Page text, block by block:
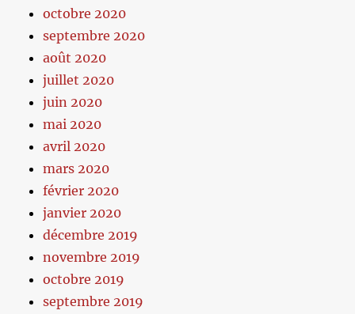
octobre 2020
septembre 2020
août 2020
juillet 2020
juin 2020
mai 2020
avril 2020
mars 2020
février 2020
janvier 2020
décembre 2019
novembre 2019
octobre 2019
septembre 2019